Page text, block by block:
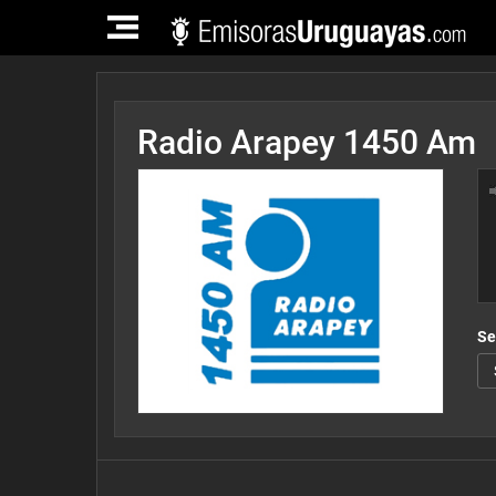
TOGGLE
NAVIGATION
Radio Arapey 1450 Am